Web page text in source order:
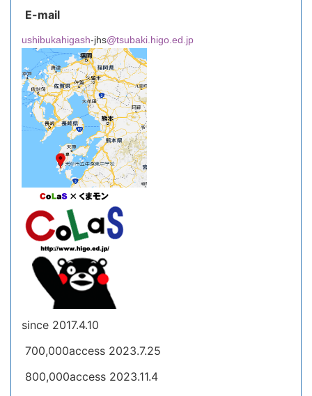
E-mail
ushibukahigash-jhs@tsubaki.higo.ed.jp
since 2017.4.10
700,000access 2023.7.25
800,000access 2023.11.4